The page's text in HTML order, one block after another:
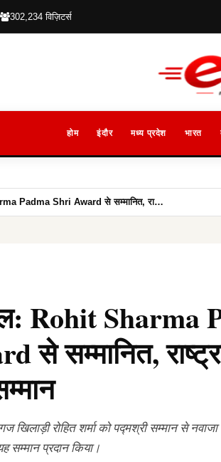
302,234 विज़िटर्स
होम इंदौर मध्य प्रदेश भारत
Padma Shri Award से सम्मानित, रा…
Rohit Sharma
से सम्मानित,
खिलाड़ी रोहित शर्मा को पद्मश्री सम्मान से नवाजा
सम्मान प्रदान किया।